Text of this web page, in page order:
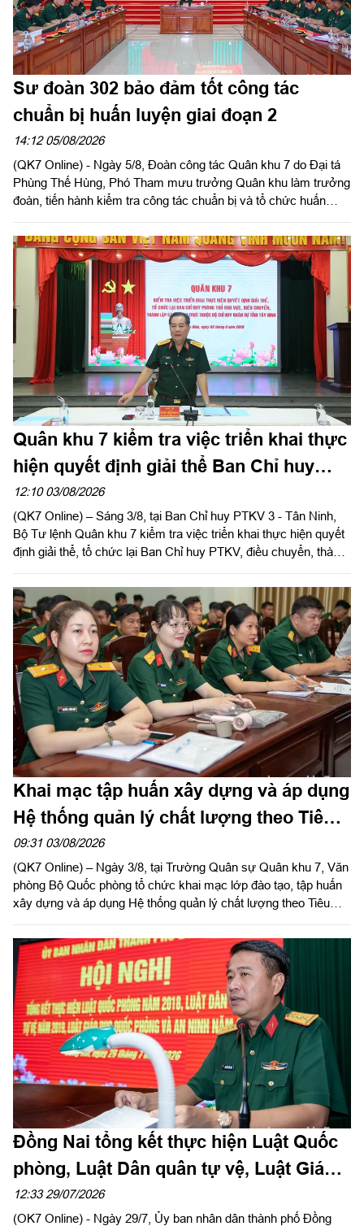
Sư đoàn 302 bảo đảm tốt công tác
chuẩn bị huấn luyện giai đoạn 2
14:12 05/08/2026
(QK7 Online) - Ngày 5/8, Đoàn công tác Quân khu 7 do Đại tá
Phùng Thế Hùng, Phó Tham mưu trưởng Quân khu làm trưởng
đoàn, tiến hành kiểm tra công tác chuẩn bị và tổ chức huấn
đại biểu các phòng chức năng Quân khu.
Quân khu 7 kiểm tra việc triển khai thực
hiện quyết định giải thể Ban Chỉ huy
PTKV tại tỉnh Tây Ninh
12:10 03/08/2026
(QK7 Online) – Sáng 3/8, tại Ban Chỉ huy PTKV 3 - Tân Ninh,
Bộ Tư lệnh Quân khu 7 kiểm tra việc triển khai thực hiện quyết
định giải thể, tổ chức lại Ban Chỉ huy PTKV, điều chuyển, thành
Hữu Nhân, Phó Tham mưu trưởng Quân khu thừa ủy quyền
của Thủ trưởng Bộ Tư lệnh Quân khu trưởng đoàn kiểm tra.
Khai mạc tập huấn xây dựng và áp dụng
Hệ thống quản lý chất lượng theo Tiêu
chuẩn quốc gia TCVN ISO 9001:2015
09:31 03/08/2026
(QK7 Online) – Ngày 3/8, tại Trường Quân sự Quân khu 7, Văn
phòng Bộ Quốc phòng tổ chức khai mạc lớp đào tạo, tập huấn
xây dựng và áp dụng Hệ thống quản lý chất lượng theo Tiêu
Nam.
Đồng Nai tổng kết thực hiện Luật Quốc
phòng, Luật Dân quân tự vệ, Luật Giáo
dục quốc phòng và an ninh
12:33 29/07/2026
(OK7 Online) - Ngày 29/7, Ủy ban nhân dân thành phố Đồng